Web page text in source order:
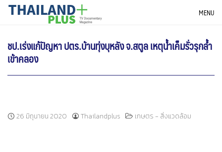
SkipTHAILANDPLUS NEWS MENU
ชป.เร่งแก้ปัญหา ปตร.บ้านทุ่งบุหลัง จ.สตูล เหตุน้ำเค็มรั่วรุกล้ำ
เข้าคลอง
26 มิถุนายน 2020 Thailandplus เกษตร - สิ่งแวดล้อม